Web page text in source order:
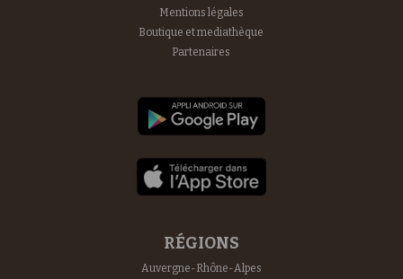
Mentions légales
Boutique et mediathèque
Partenaires
RÉGIONS
Auvergne-Rhône-Alpes